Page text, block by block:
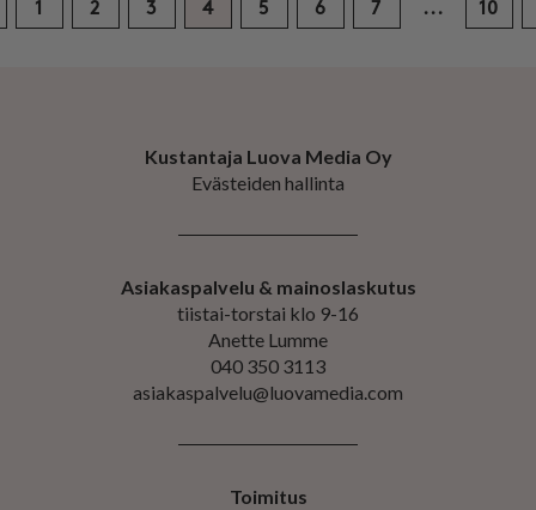
1 2 3 4 5 6 7 ... 10
Kustantaja Luova Media Oy
Evästeiden hallinta
Asiakaspalvelu & mainoslaskutus
tiistai-torstai klo 9-16
Anette Lumme
040 350 3113
asiakaspalvelu@luovamedia.com
Toimitus